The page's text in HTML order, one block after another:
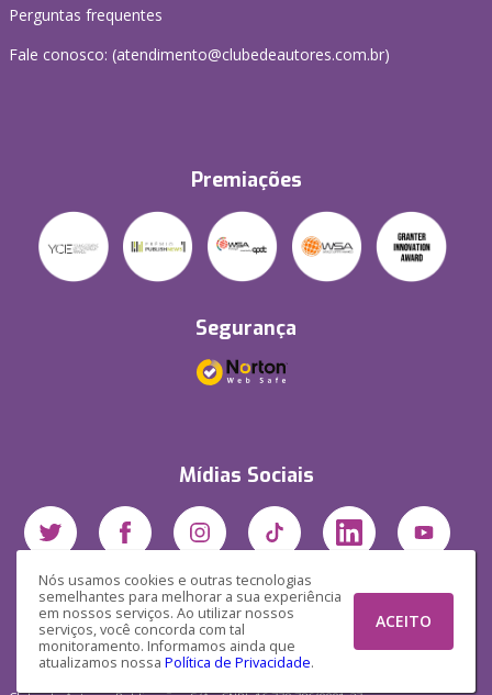
Nós usamos cookies e outras tecnologias
semelhantes para melhorar a sua experiência
em nossos serviços. Ao utilizar nossos
serviços, você concorda com tal
monitoramento. Informamos ainda que
atualizamos nossa Política de Privacidade.
ACEITO
Perguntas frequentes
Fale conosco: (atendimento@clubedeautores.com.br)
Premiações
Segurança
Mídias Sociais